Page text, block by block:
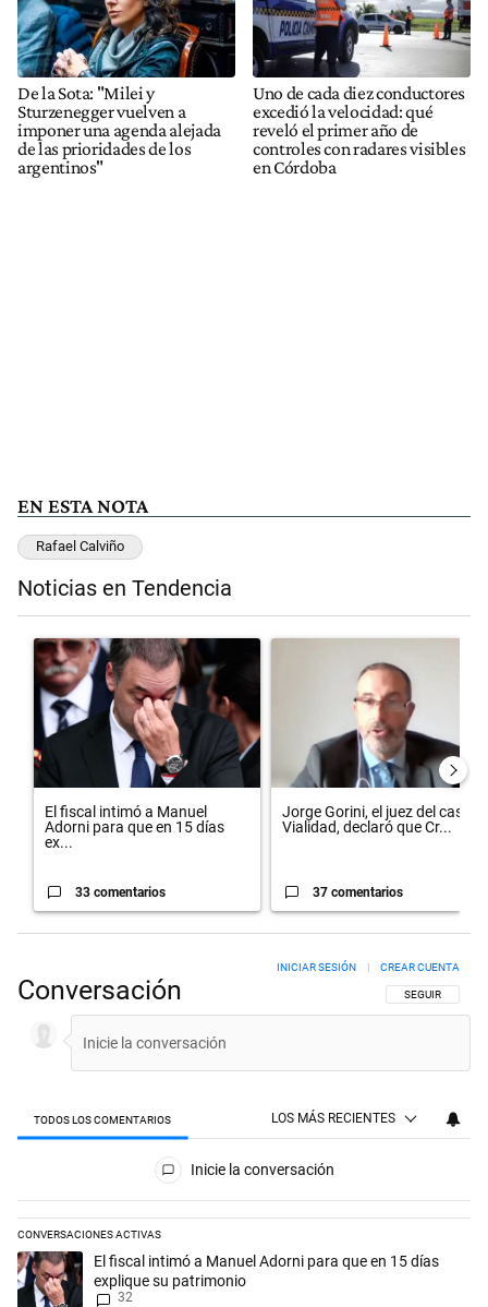
De la Sota: "Milei y
Sturzenegger vuelven a
imponer una agenda alejada
de las prioridades de los
argentinos"
Uno de cada diez conductores
excedió la velocidad: qué
reveló el primer año de
controles con radares visibles
en Córdoba
EN ESTA NOTA
Rafael Calviño
Noticias en Tendencia
Un artículo de tendencia con el título "El fiscal intimó a Manuel
El fiscal intimó a Manuel
Adorni para que en 15 días
ex...
33 comentarios
Un artículo de tendencia con el
Jorge Gorini, el juez del caso
Vialidad, declaró que Cr...
37 comentarios
Conversación SIGA ESTA
SEGUIR
INICIAR SESIÓN | CREAR CUENTA
TODOS LOS COMENTARIOS LOS MÁS RECIENTES
Todos los comentarios
Inicie la conversación
CONVERSACIONES ACTIVAS
Este listado muestra los artículos con más comentarios en los
Un artículo de tendencia con el título "El fiscal intimó a Manuel
El fiscal intimó a Manuel Adorni para que en 15 días
explique su patrimonio
32